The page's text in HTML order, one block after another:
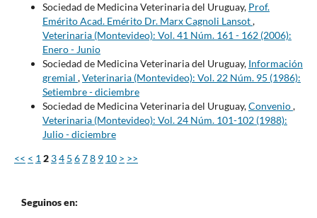
Sociedad de Medicina Veterinaria del Uruguay, Prof.
Emérito Acad. Emérito Dr. Marx Cagnoli Lansot,
Veterinaria (Montevideo): Vol. 41 Núm. 161 - 162 (2006):
Enero - Junio
Sociedad de Medicina Veterinaria del Uruguay, Información
gremial ,Veterinaria (Montevideo): Vol. 22 Núm. 95 (1986):
Setiembre - diciembre
Sociedad de Medicina Veterinaria del Uruguay,Convenio,
Veterinaria (Montevideo): Vol. 24 Núm. 101-102 (1988):
Julio - diciembre
<< < 12 34 5 678 9 10 > >>
Seguinos en: